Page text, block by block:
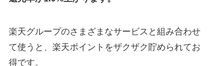
楽天グループのさまざまなサービスと組み合わせ
て使うと、楽天ポイントをザクザク貯められてお
得です。